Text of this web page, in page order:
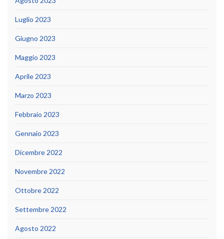
Luglio 2023
Giugno 2023
Maggio 2023
Aprile 2023
Marzo 2023
Febbraio 2023
Gennaio 2023
Dicembre 2022
Novembre 2022
Ottobre 2022
Settembre 2022
Agosto 2022